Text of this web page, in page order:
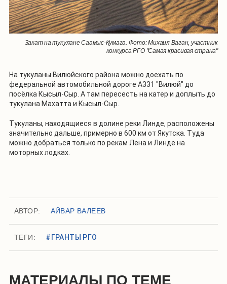
Закат на тукулане Саамыс-Кумага. Фото: Михаил Ваган, участник
конкурса РГО "Самая красивая страна"
На тукуланы Вилюйского района можно доехать по
федеральной автомобильной дороге А331 "Вилюй" до
посёлка Кысыл-Сыр. А там пересесть на катер и доплыть до
тукулана Махатта и Кысыл-Сыр.
Тукуланы, находящиеся в долине реки Линде, расположены
значительно дальше, примерно в 600 км от Якутска. Туда
можно добраться только по рекам Лена и Линде на
моторных лодках.
АВТОР: АЙВАР ВАЛЕЕВ
ТЕГИ: #ГРАНТЫ РГО
МАТЕРИАЛЫ ПО ТЕМЕ